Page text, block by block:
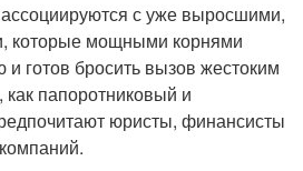
с уже выросшими,
которые мощными корнями
готов бросить вызов жестоким
как папоротниковый и
юристы, финансисты